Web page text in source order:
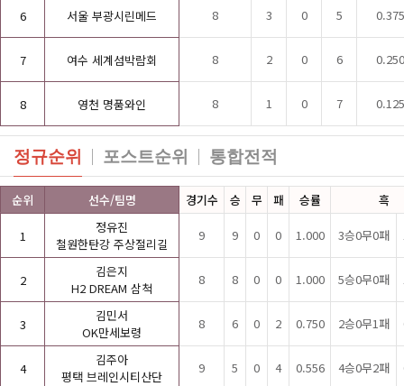
6 서울 부광시린메드 8 3 0 5 0.375
7 여수 세계섬박람회 8 2 0 6 0.250
8 영천 명품와인 8 1 0 7 0.125
정규순위 포스트순위 통합전적
순위 선수/팀명 경기수 승 무 패 승률 흑
1
정유진
철원한탄강 주상절리길
9 9 0 0 1.000 3승0무0패
2
김은지
H2 DREAM 삼척
8 8 0 0 1.000 5승0무0패
3
김민서
OK만세보령
8 6 0 2 0.750 2승0무1패
4
김주아
평택 브레인시티산단
9 5 0 4 0.556 4승0무2패